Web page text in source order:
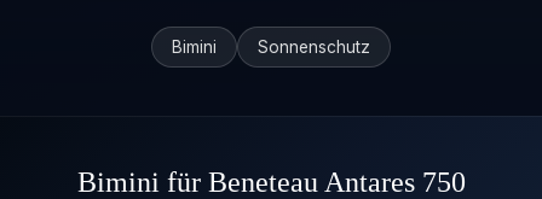
Bimini Sonnenschutz
Bimini für Beneteau Antares 750